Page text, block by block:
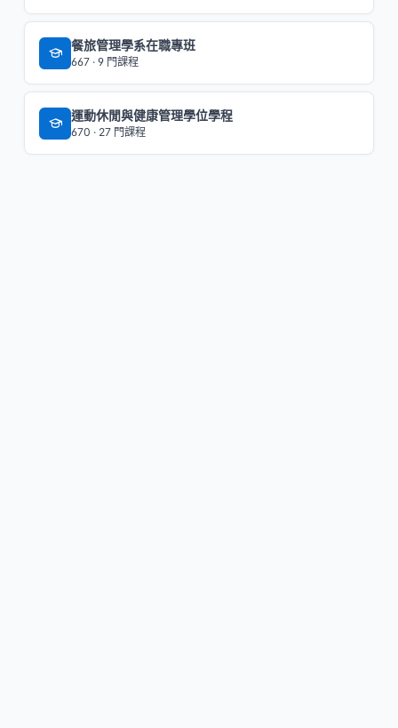
餐旅管理學系在職專班
667 · 9 門課程
運動休閒與健康管理學位學程
670 · 27 門課程